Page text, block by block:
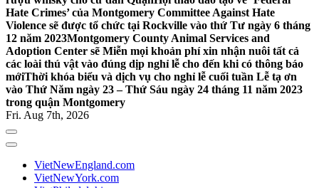
Hate Crimes’ của Montgomery Committee Against Hate
Violence sẽ được tổ chức tại Rockville vào thứ Tư ngày 6 tháng
12 năm 2023Montgomery County Animal Services and
Adoption Center sẽ Miễn mọi khoản phí xin nhận nuôi tất cả
các loài thú vật vào đúng dịp nghỉ lễ cho đến khi có thông báo
mớiThời khóa biểu và dịch vụ cho nghỉ lễ cuối tuần Lễ tạ ơn
vào Thứ Năm ngày 23 – Thứ Sáu ngày 24 tháng 11 năm 2023
trong quận Montgomery
Fri. Aug 7th, 2026
VietNewEngland.com
VietNewYork.com